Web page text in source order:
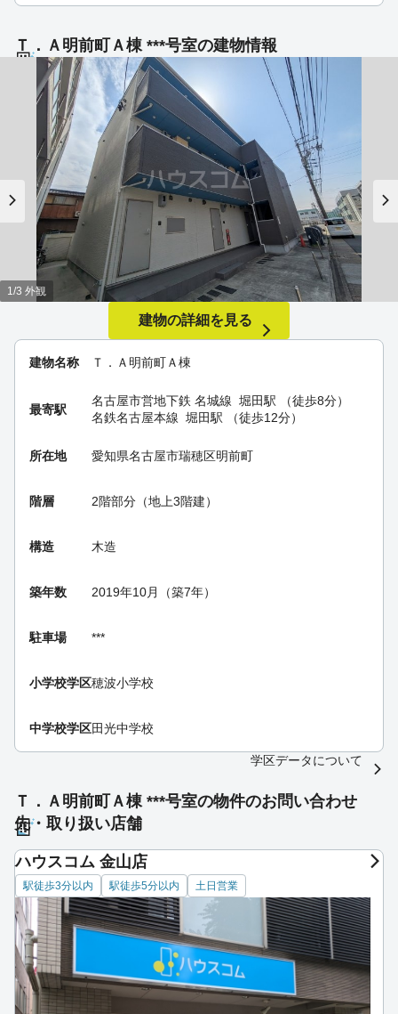
Ｔ．Ａ明前町Ａ棟 ***号室の建物情報
建物名称 Ｔ．Ａ明前町Ａ棟
最寄駅
名古屋市営地下鉄 名城線 堀田駅 （徒歩8分）
名鉄名古屋本線 堀田駅 （徒歩12分）
所在地 愛知県名古屋市瑞穂区明前町
階層 2階部分（地上3階建）
構造 木造
築年数 2019年10月（築7年）
駐車場 ***
小学校学区穂波小学校
中学校学区田光中学校
1/3 外観
建物の詳細を見る
学区データについて
Ｔ．Ａ明前町Ａ棟 ***号室の物件のお問い合わせ
先・取り扱い店舗
ハウスコム 金山店
駅徒歩3分以内 駅徒歩5分以内 土日営業